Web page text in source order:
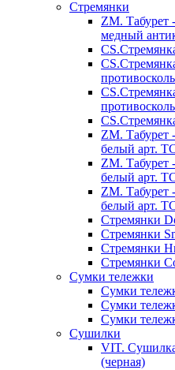
Стремянки
ZM. Табурет
медный
ZM. Табурет
белый арт.
ZM. Табурет
белый арт.
ZM. Табурет
белый арт.
Стремянки
Стремянки
Стремянки
Стремянки
Сумки тележки
Сумки
Сумки
Сумки
Сушилки
VIT.
(черная)